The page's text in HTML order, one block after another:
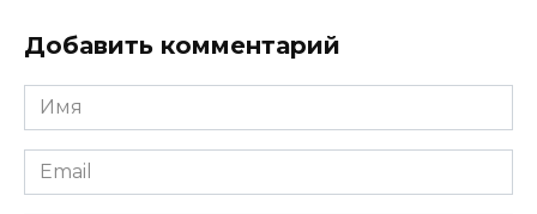
Добавить комментарий
Имя
Email